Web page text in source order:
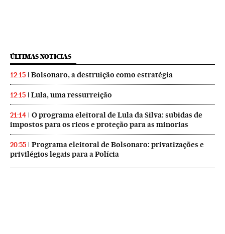
ÚLTIMAS NOTICIAS
12:15 Bolsonaro, a destruição como estratégia
12:15 Lula, uma ressurreição
21:14
O programa eleitoral de Lula da Silva: subidas de
impostos para os ricos e proteção para as minorias
20:55
Programa eleitoral de Bolsonaro: privatizações e
privilégios legais para a Polícia